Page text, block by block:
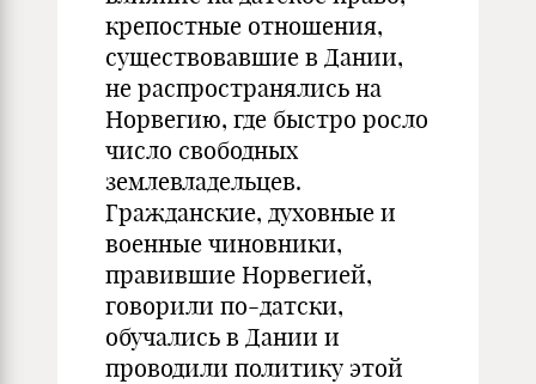
крепостные отношения,
существовавшие в Дании,
не распространялись на
Норвегию, где быстро росло
число свободных
землевладельцев.
Гражданские, духовные и
военные чиновники,
правившие Норвегией,
говорили по-датски,
обучались в Дании и
проводили политику этой